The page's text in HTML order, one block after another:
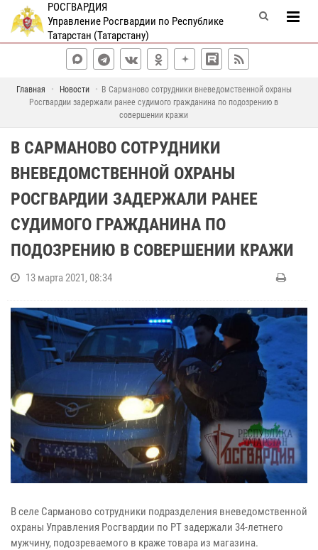
РОСГВАРДИЯ
Управление Росгвардии по Республике
Татарстан (Татарстану)
Главная Новости
В Сарманово сотрудники вневедомственной охраны
Росгвардии задержали ранее судимого гражданина по подозрению в
совершении кражи
В САРМАНОВО СОТРУДНИКИ
ВНЕВЕДОМСТВЕННОЙ ОХРАНЫ
РОСГВАРДИИ ЗАДЕРЖАЛИ РАНЕЕ
СУДИМОГО ГРАЖДАНИНА ПО
ПОДОЗРЕНИЮ В СОВЕРШЕНИИ КРАЖИ
13 марта 2021, 08:34
В селе Сарманово сотрудники подразделения вневедомственной
охраны Управления Росгвардии по РТ задержали 34-летнего
мужчину, подозреваемого в краже товара из магазина.